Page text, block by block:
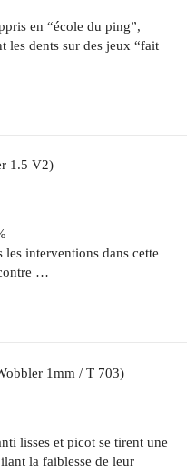
en “école du ping”,
les dents sur des jeux “fait
1.5 V2)
les interventions dans cette
…
1mm / T 703)
lisses et picot se tirent une
la faiblesse de leur